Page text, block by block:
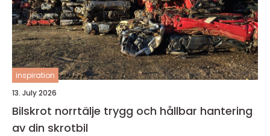
inspiration
13. July 2026
Bilskrot norrtälje trygg och hållbar hantering
av din skrotbil